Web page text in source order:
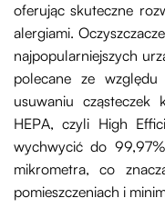
oferując skuteczne
alergiami.
najpopularniejszych
polecane ze
usuwaniu cząsteczek
HEPA, czyli High
wychwycić do
mikrometra, co
pomieszczeniach i